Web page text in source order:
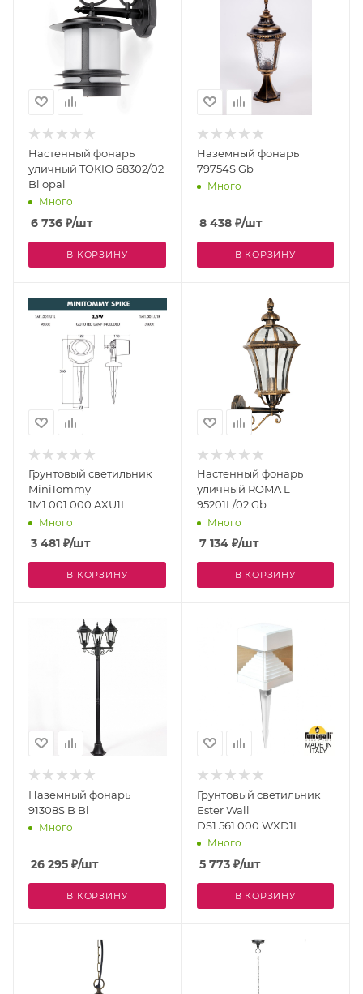
Настенный фонарь
уличный TOKIO 68302/02
Bl opal
Много
6 736 ₽/шт
В КОРЗИНУ
Наземный фонарь
79754S Gb
Много
8 438₽/шт
В КОРЗИНУ
Грунтовый светильник
MiniTommy
1M1.001.000.AXU1L
Много
3 481 ₽/шт
В КОРЗИНУ
Настенный фонарь
уличный ROMA L
95201L/02 Gb
Много
7 134₽/шт
В КОРЗИНУ
Наземный фонарь
91308S B Bl
Много
26 295 ₽/шт
В КОРЗИНУ
Грунтовый светильник
Ester Wall
DS1.561.000.WXD1L
Много
5 773₽/шт
В КОРЗИНУ